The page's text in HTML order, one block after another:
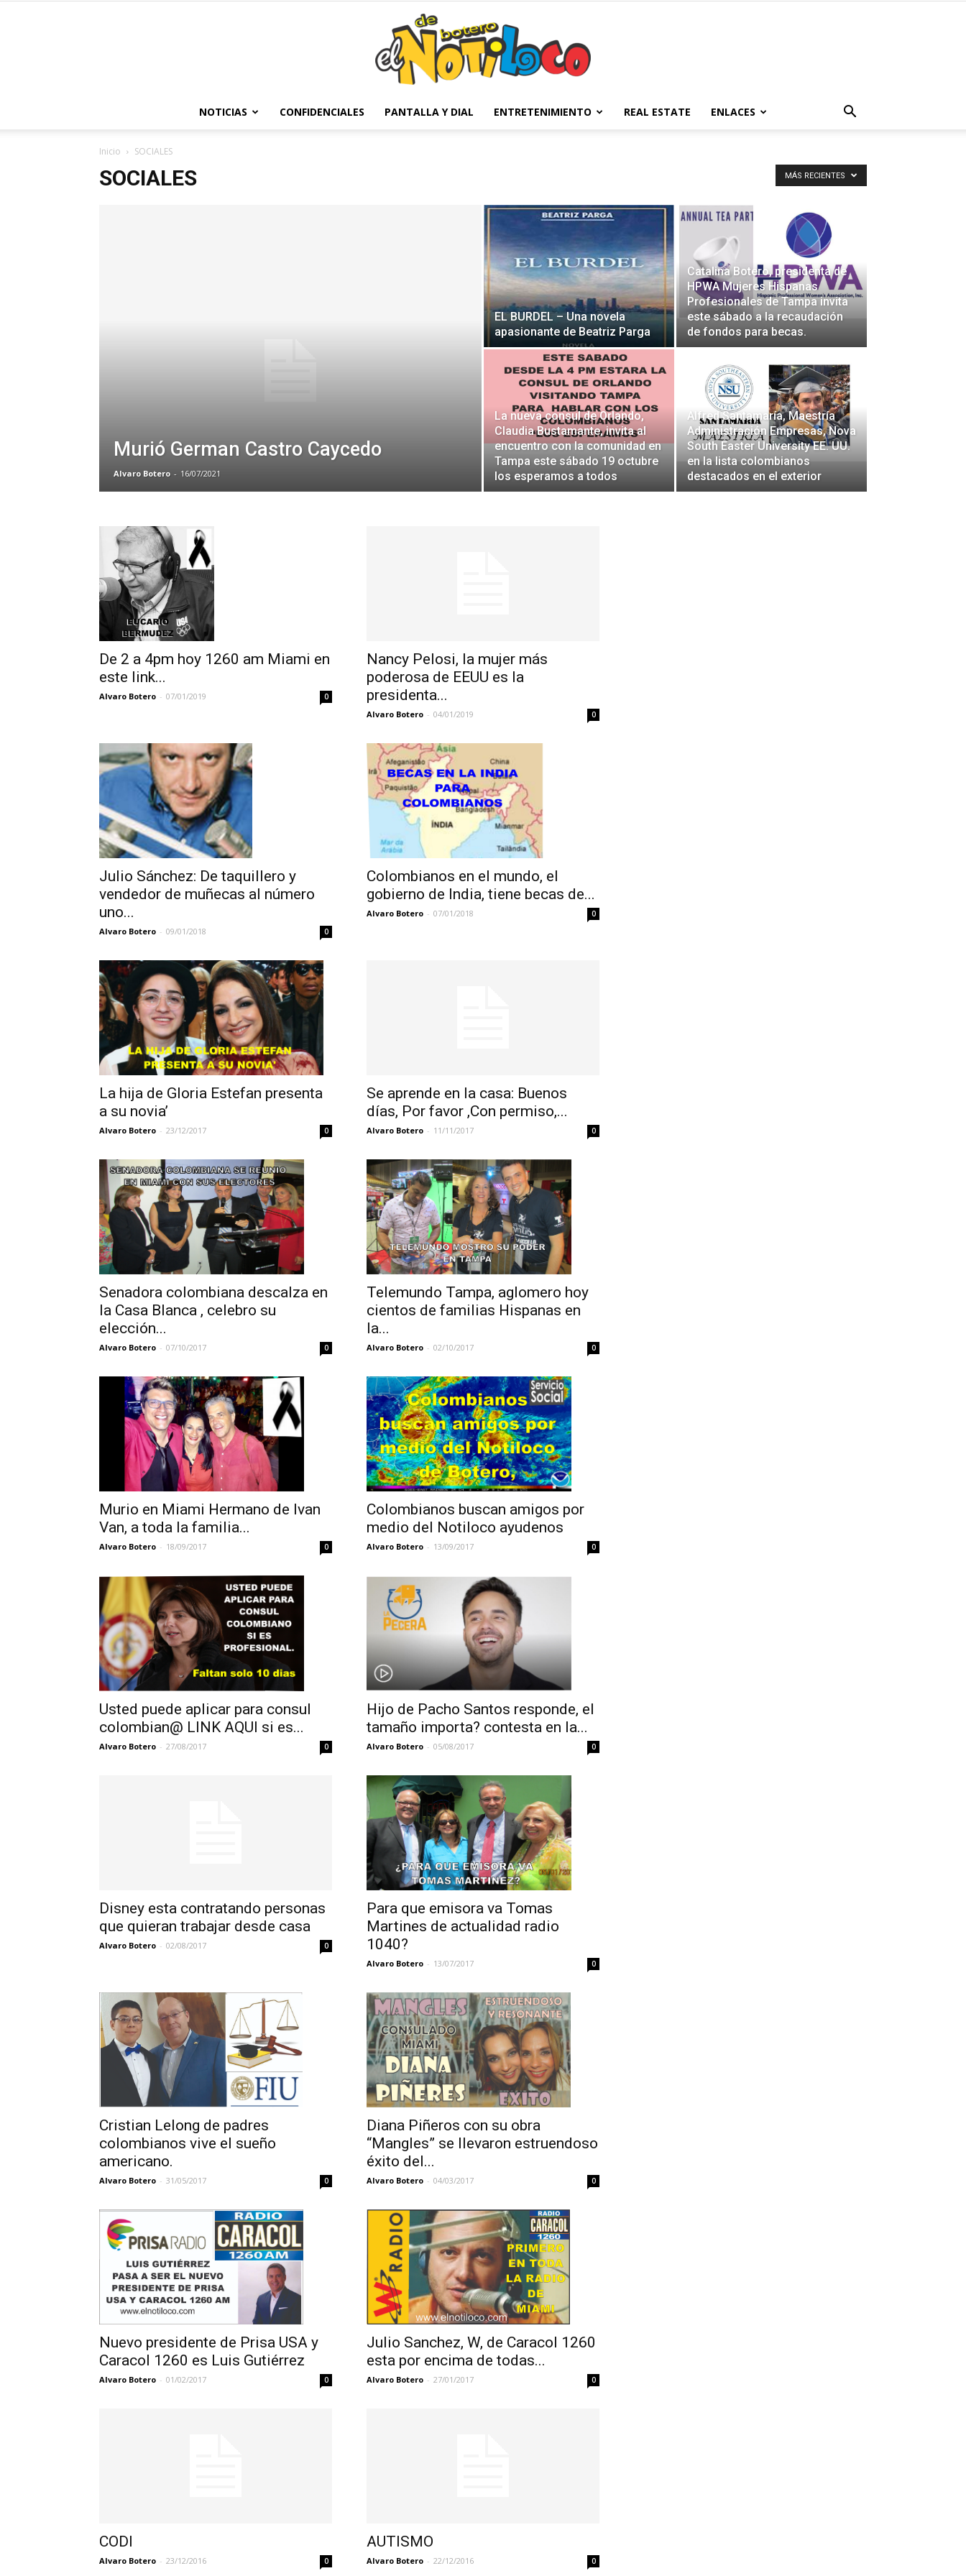
Notiloco
Botero
NOTICIAS CONFIDENCIALES PANTALLA Y DIAL ENTRETENIMIENTO REAL ESTATE ENLACES
Inicio SOCIALES
SOCIALES MÁS RECIENTES
Murió German Castro Caycedo
Alvaro Botero - 16/07/2021
EL BURDEL – Una novela
apasionante de Beatriz Parga
Catalina Botero, presidenta de
HPWA Mujeres Hispanas
Profesionales de Tampa invita
este sábado a la recaudación
de fondos para becas.
La nueva consul de Orlando,
Claudia Bustamante, invita al
encuentro con la comunidad en
Tampa este sábado 19 octubre
los esperamos a todos
Alfred Santamaría, Maestría
Administración Empresas, Nova
South Easter University EE. UU.
en la lista colombianos
destacados en el exterior
De 2 a 4pm hoy 1260 am Miami en
este link...
Alvaro Botero - 07/01/2019 0
Nancy Pelosi, la mujer más
poderosa de EEUU es la
presidenta...
Alvaro Botero - 04/01/2019 0
Julio Sánchez: De taquillero y
vendedor de muñecas al número
uno...
Alvaro Botero - 09/01/2018 0
Colombianos en el mundo, el
gobierno de India, tiene becas de...
Alvaro Botero - 07/01/2018 0
La hija de Gloria Estefan presenta
a su novia’
Alvaro Botero - 23/12/2017 0
Se aprende en la casa: Buenos
días, Por favor ,Con permiso,...
Alvaro Botero - 11/11/2017 0
Senadora colombiana descalza en
la Casa Blanca , celebro su
elección...
Alvaro Botero - 07/10/2017 0
Telemundo Tampa, aglomero hoy
cientos de familias Hispanas en
la...
Alvaro Botero - 02/10/2017 0
Murio en Miami Hermano de Ivan
Van, a toda la familia...
Alvaro Botero - 18/09/2017 0
Colombianos buscan amigos por
medio del Notiloco ayudenos
Alvaro Botero - 13/09/2017 0
Usted puede aplicar para consul
colombian@ LINK AQUI si es...
Alvaro Botero - 27/08/2017 0
Hijo de Pacho Santos responde, el
tamaño importa? contesta en la...
Alvaro Botero - 05/08/2017 0
Disney esta contratando personas
que quieran trabajar desde casa
Alvaro Botero - 02/08/2017 0
Para que emisora va Tomas
Martines de actualidad radio
1040?
Alvaro Botero - 13/07/2017 0
Cristian Lelong de padres
colombianos vive el sueño
americano.
Alvaro Botero - 31/05/2017 0
Diana Piñeros con su obra
“Mangles” se llevaron estruendoso
éxito del...
Alvaro Botero - 04/03/2017 0
Nuevo presidente de Prisa USA y
Caracol 1260 es Luis Gutiérrez
Alvaro Botero - 01/02/2017 0
Julio Sanchez, W, de Caracol 1260
esta por encima de todas...
Alvaro Botero - 27/01/2017 0
CODI
Alvaro Botero - 23/12/2016 0
AUTISMO
Alvaro Botero - 22/12/2016 0